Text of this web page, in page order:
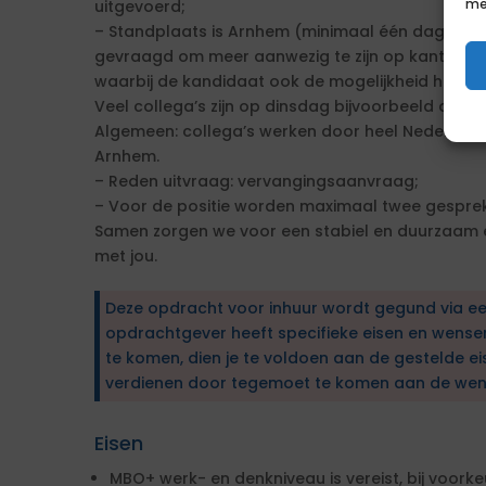
uitgevoerd;
– Standplaats is Arnhem (minimaal één dag per
gevraagd om meer aanwezig te zijn op kantoor
waarbij de kandidaat ook de mogelijkheid heeft
Veel collega’s zijn op dinsdag bijvoorbeeld aan
Algemeen: collega’s werken door heel
Arnhem.
– Reden uitvraag: vervangingsaanvraag;
– Voor de positie worden maximaal twee
Samen zorgen we voor een stabiel en
met jou.
Deze opdracht voor inhuur wordt gegund via
opdrachtgever heeft specifieke eisen en
te komen, dien je te voldoen aan de gestelde
verdienen door tegemoet te komen aan de
Eisen
MBO+ werk- en denkniveau is vereist, bij